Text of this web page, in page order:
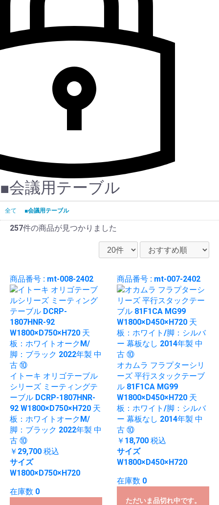
■会議用テーブル
全て ■会議用テーブル
257件の商品が見つかりました
商品番号 : mt-008-2402
イトーキ オリゴテーブル
シリーズ ミーティングテ
ーブル DCRP-1807HNR-
92 W1800×D750×H720 天
板：ホワイトオークM/
脚：ブラック 2022年製 中
古 ⑩
￥29,700 税込
サイズ
W1800×D750×H720
在庫数 0
商品番号 : mt-007-2402
オカムラ フラプターシリ
ーズ 平行スタックテーブ
ル 81F1CA MG99
W1800×D450×H720 天
板：ホワイト/脚：シルバ
ー 幕板なし 2014年製 中
古 ⑩
￥18,700 税込
サイズ
W1800×D450×H720
在庫数 0
ただいま品切れ中です。